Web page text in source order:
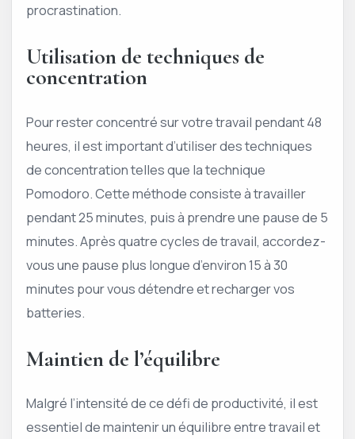
procrastination.
Utilisation de techniques de
concentration
Pour rester concentré sur votre travail pendant 48
heures, il est important d’utiliser des techniques
de concentration telles que la technique
Pomodoro. Cette méthode consiste à travailler
pendant 25 minutes, puis à prendre une pause de 5
minutes. Après quatre cycles de travail, accordez-
vous une pause plus longue d’environ 15 à 30
minutes pour vous détendre et recharger vos
batteries.
Maintien de l’équilibre
Malgré l’intensité de ce défi de productivité, il est
essentiel de maintenir un équilibre entre travail et